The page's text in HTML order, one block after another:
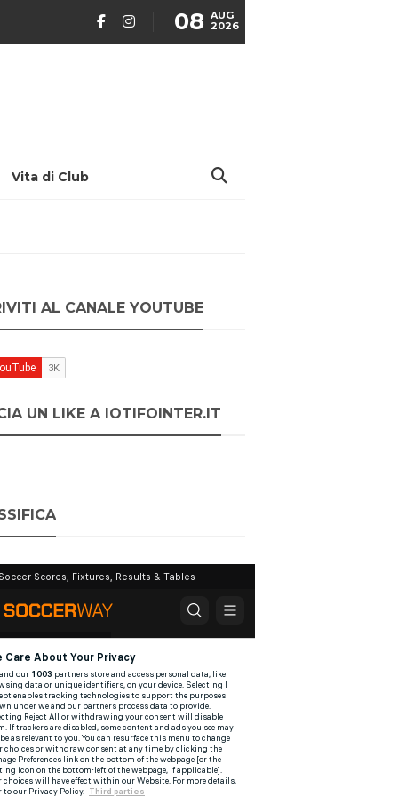
08 AUG
2026
Vita di Club
AL CANALE YOUTUBE
UN LIKE A IOTIFOINTER.IT